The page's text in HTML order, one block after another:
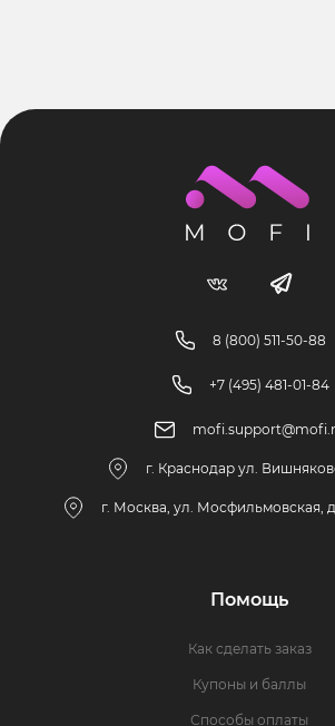
8 (800) 511-50-88
+7 (495) 481-01-84
г. Краснодар ул.
г. Москва, ул. Мосфильмовская,
Помощь
Как сделать заказ
Купоны и баллы
Способы оплаты